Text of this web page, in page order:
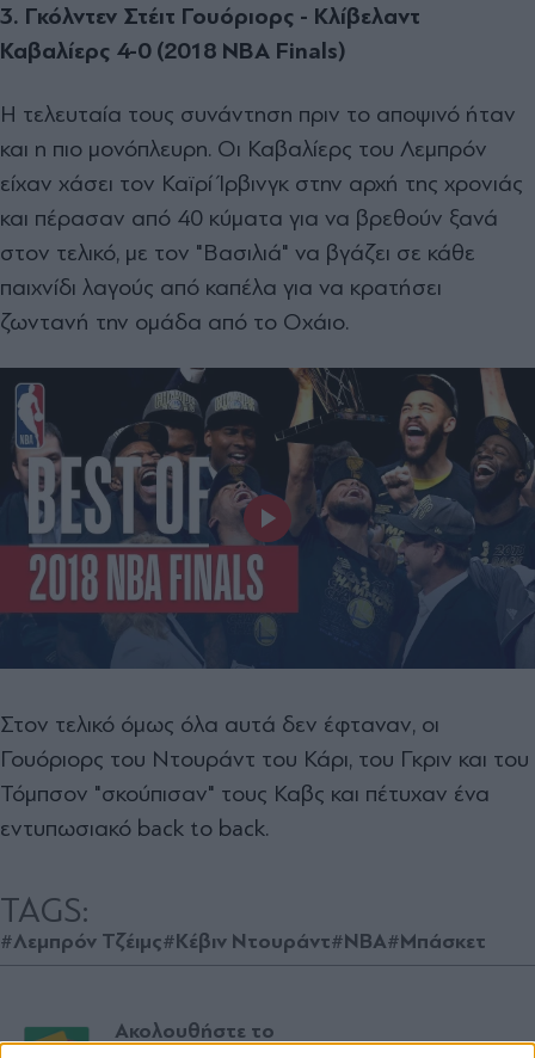
3. Γκόλντεν Στέιτ Γουόριορς - Κλίβελαντ
Καβαλίερς 4-0 (2018 NBA Finals)
Η τελευταία τους συνάντηση πριν το αποψινό ήταν
και η πιο μονόπλευρη. Οι Καβαλίερς του Λεμπρόν
είχαν χάσει τον Καϊρί Ίρβινγκ στην αρχή της χρονιάς
και πέρασαν από 40 κύματα για να βρεθούν ξανά
στον τελικό, με τον "Βασιλιά" να βγάζει σε κάθε
παιχνίδι λαγούς από καπέλα για να κρατήσει
ζωντανή την ομάδα από το Οχάιο.
Στον τελικό όμως όλα αυτά δεν έφταναν, οι
Γουόριορς του Ντουράντ του Κάρι, του Γκριν και του
Τόμπσον "σκούπισαν" τους Καβς και πέτυχαν ένα
εντυπωσιακό back to back.
TAGS:
#Λεμπρόν Τζέιμς#Κέβιν Ντουράντ#NBA#Μπάσκετ
Ακολουθήστε το